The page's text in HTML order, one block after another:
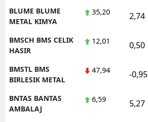
BLUME BLUME
METAL KIMYA
35,20 2,74
BMSCH BMS CELIK
HASIR
12,01 0,50
BMSTL BMS
BIRLESIK METAL
47,94 -0,95
BNTAS BANTAS
AMBALAJ
6,59 5,27